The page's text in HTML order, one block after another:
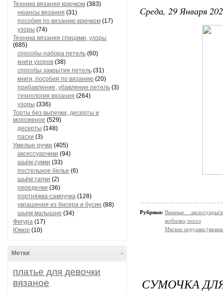
Техника вязания крючком (383)
нюансы вязания (31)
пособия по вязанию крючком (17)
узоры (74)
Техника вязания спицами, узоры
(685)
способы набора петель (60)
книги узоров (38)
способы закрытия петель (31)
книги, пособия по вязанию (20)
прибавление, убавление петель (3)
технология вязания (264)
узоры (336)
Торты без выпечки, десерты и
мороженое (529)
десерты (148)
пасхи (3)
Умелые ручки (405)
аксессуарчики (94)
шьём сумки (33)
постельное белье (6)
шьём тапки (2)
переделки (36)
портняжка-самоучка (128)
украшения из бисера и бусин (88)
шьем малышне (34)
Фигура (17)
Юмор (10)
-
Метки
платье для девочки
вязаное
Среда, 29 Января
Рубрики: Вязаные
мобилки,чехол
Мягкие игрушки
СУМОЧКА